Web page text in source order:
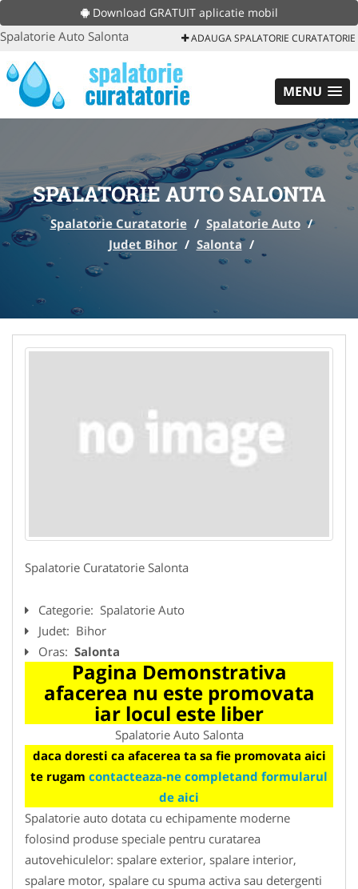
Download GRATUIT aplicatie mobil
Spalatorie Auto Salonta ADAUGA SPALATORIE CURATATORIE
MENU
SPALATORIE AUTO SALONTA
Spalatorie Curatatorie / Spalatorie Auto /
Judet Bihor / Salonta /
Spalatorie Curatatorie Salonta
Categorie: Spalatorie Auto
Judet: Bihor
Oras: Salonta
Pagina Demonstrativa
afacerea nu este promovata
iar locul este liber
Spalatorie Auto Salonta
daca doresti ca afacerea ta sa fie promovata aici
te rugam contacteaza-ne completand formularul
de aici
Spalatorie auto dotata cu echipamente moderne
folosind produse speciale pentru curatarea
autovehiculelor: spalare exterior, spalare interior,
spalare motor, spalare cu spuma activa sau detergenti